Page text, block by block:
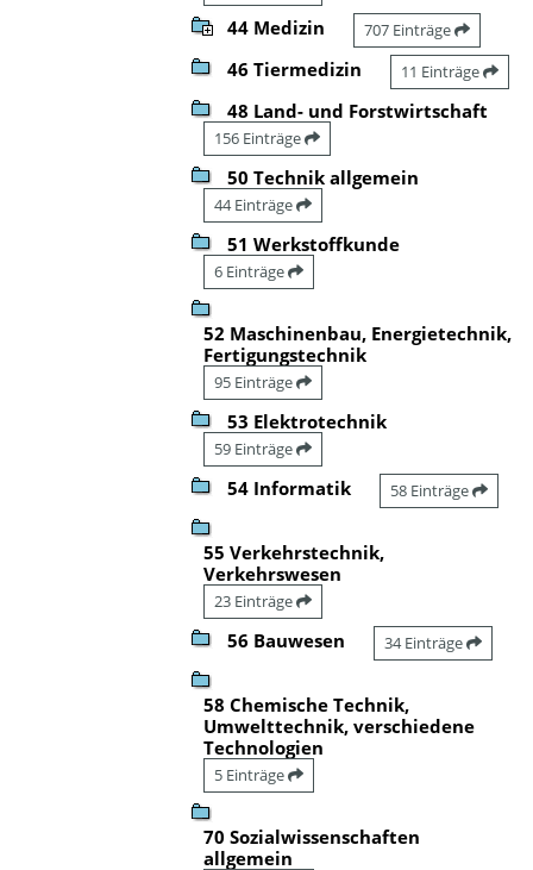
44 Medizin 707 Einträge
46 Tiermedizin 11 Einträge
48 Land- und Forstwirtschaft
156 Einträge
50 Technik allgemein
44 Einträge
51 Werkstoffkunde
6 Einträge
52 Maschinenbau, Energietechnik,
Fertigungstechnik
95 Einträge
53 Elektrotechnik
59 Einträge
54 Informatik 58 Einträge
55 Verkehrstechnik,
Verkehrswesen
23 Einträge
56 Bauwesen 34 Einträge
58 Chemische Technik,
Umwelttechnik, verschiedene
Technologien
5 Einträge
70 Sozialwissenschaften
allgemein